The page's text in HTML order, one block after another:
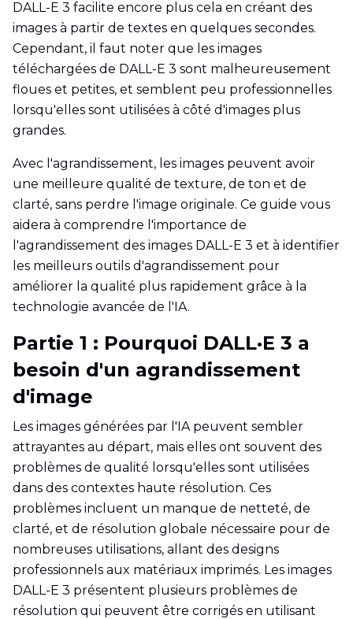
DALL-E 3 facilite encore plus cela en créant des
images à partir de textes en quelques secondes.
Cependant, il faut noter que les images
téléchargées de DALL-E 3 sont malheureusement
floues et petites, et semblent peu professionnelles
lorsqu'elles sont utilisées à côté d'images plus
grandes.
Avec l'agrandissement, les images peuvent avoir
une meilleure qualité de texture, de ton et de
clarté, sans perdre l'image originale. Ce guide vous
aidera à comprendre l'importance de
l'agrandissement des images DALL-E 3 et à identifier
les meilleurs outils d'agrandissement pour
améliorer la qualité plus rapidement grâce à la
technologie avancée de l'IA.
Partie 1 : Pourquoi DALL·E 3 a
besoin d'un agrandissement
d'image
Les images générées par l'IA peuvent sembler
attrayantes au départ, mais elles ont souvent des
problèmes de qualité lorsqu'elles sont utilisées
dans des contextes haute résolution. Ces
problèmes incluent un manque de netteté, de
clarté, et de résolution globale nécessaire pour de
nombreuses utilisations, allant des designs
professionnels aux matériaux imprimés. Les images
DALL-E 3 présentent plusieurs problèmes de
résolution qui peuvent être corrigés en utilisant